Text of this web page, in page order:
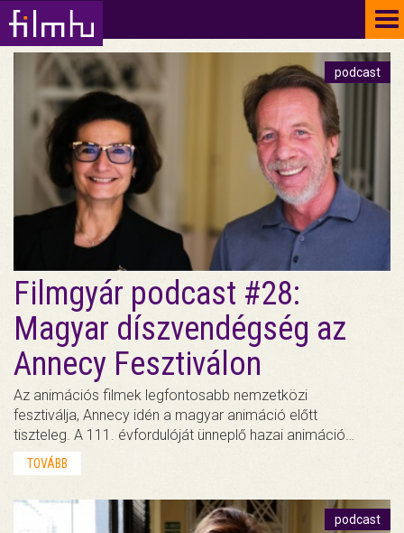
podcast
Filmgyár podcast #28:
Magyar díszvendégség az
Annecy Fesztiválon
Az animációs filmek legfontosabb nemzetközi
fesztiválja, Annecy idén a magyar animáció előtt
tiszteleg. A 111. évfordulóját ünneplő hazai animáció…
TOVÁBB
podcast